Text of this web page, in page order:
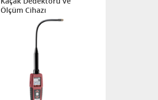
Ölçüm Cihazı